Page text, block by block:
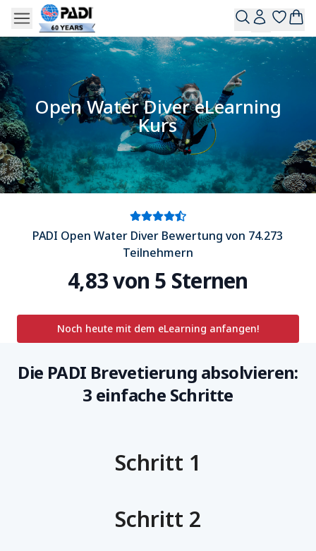
Open Water Diver eLearning
Kurs
PADI Open Water Diver Bewertung von 74.273
Teilnehmern
4,83 von 5 Sternen
Noch heute mit dem eLearning anfangen!
Die PADI Brevetierung absolvieren:
3 einfache Schritte
Schritt 1
Schritt 2